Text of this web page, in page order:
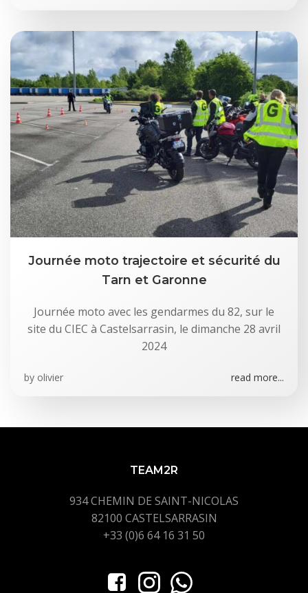
Journée moto trajectoire et sécurité du
Tarn et Garonne
Journée moto avec les gendarmes du 82, sur le
site du CIEC à Castelsarrasin, le dimanche 28 avril
2024
by olivier read more...
TEAM2R
934 CHEMIN DE SAINT-NICOLAS
82100 CASTELSARRASIN
+33 (0)6 64 16 31 50